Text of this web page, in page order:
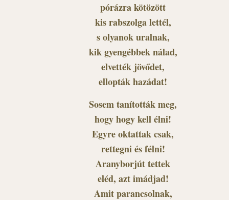
pórázra kötözött
kis rabszolga lettél,
s olyanok uralnak,
kik gyengébbek nálad,
elvették jövődet,
ellopták hazádat!
Sosem tanították meg,
hogy hogy kell élni!
Egyre oktattak csak,
rettegni és félni!
Aranyborjút tettek
eléd, azt imádjad!
Amit parancsolnak,